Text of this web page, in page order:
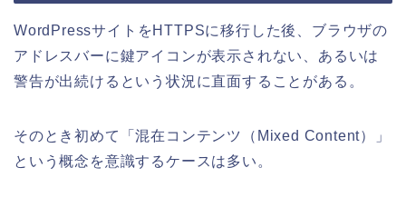
WordPressサイトをHTTPSに移行した後、ブラウザの
アドレスバーに鍵アイコンが表示されない、あるいは
警告が出続けるという状況に直面することがある。
そのとき初めて「混在コンテンツ（Mixed Content）」
という概念を意識するケースは多い。